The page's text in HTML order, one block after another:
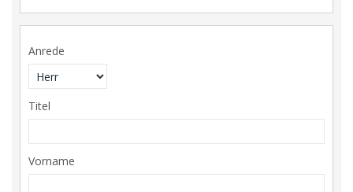
Anrede
Titel
Vorname